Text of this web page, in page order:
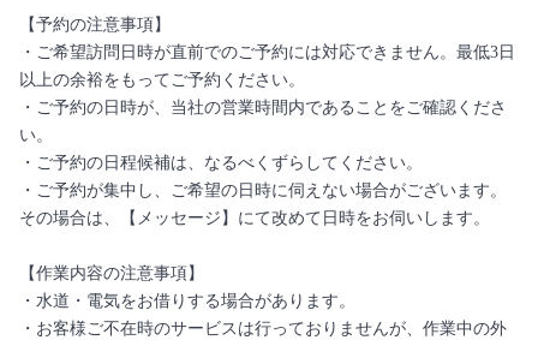
【予約の注意事項】
・ご希望訪問日時が直前でのご予約には対応できません。最低3日
以上の余裕をもってご予約ください。
・ご予約の日時が、当社の営業時間内であることをご確認くださ
い。
・ご予約の日程候補は、なるべくずらしてください。
・ご予約が集中し、ご希望の日時に伺えない場合がございます。
その場合は、【メッセージ】にて改めて日時をお伺いします。
【作業内容の注意事項】
・水道・電気をお借りする場合があります。
・お客様ご不在時のサービスは行っておりませんが、作業中の外